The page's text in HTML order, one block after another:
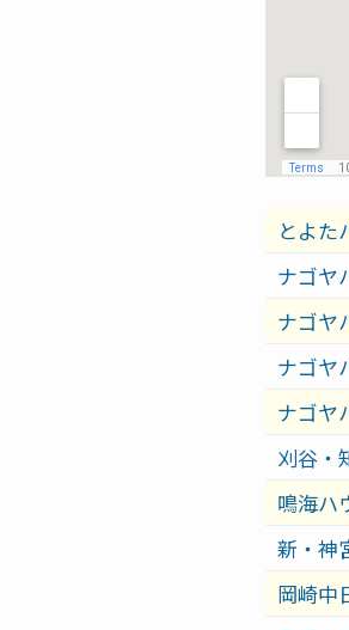
とよた
ナゴヤ
ナゴヤ
ナゴヤ
ナゴヤ
刈谷・
鳴海ハ
新・神
岡崎中